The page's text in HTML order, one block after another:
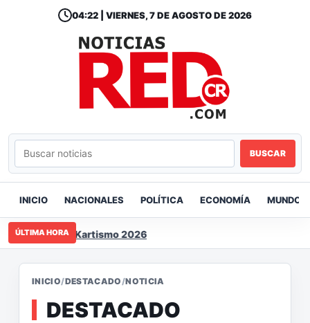
04:22 | VIERNES, 7 DE AGOSTO DE 2026
BUSCAR
INICIO NACIONALES POLÍTICA ECONOMÍA MUNDO
ÚLTIMA HORAde Kartismo 2026
INICIO/DESTACADO /NOTICIA
DESTACADO